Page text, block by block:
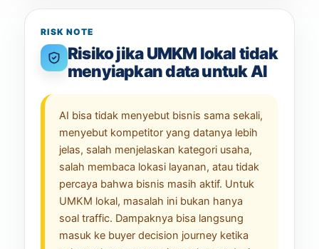
RISK NOTE
Risiko jika UMKM lokal tidak
menyiapkan data untuk AI
AI bisa tidak menyebut bisnis sama sekali,
menyebut kompetitor yang datanya lebih
jelas, salah menjelaskan kategori usaha,
salah membaca lokasi layanan, atau tidak
percaya bahwa bisnis masih aktif. Untuk
UMKM lokal, masalah ini bukan hanya
soal traffic. Dampaknya bisa langsung
masuk ke buyer decision journey ketika